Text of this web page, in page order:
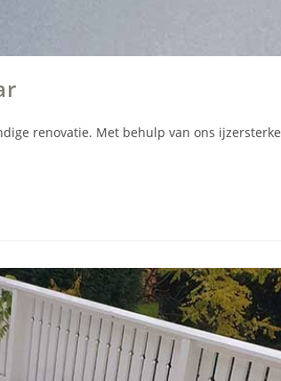
renovatie. Met behulp van ons ijzersterke